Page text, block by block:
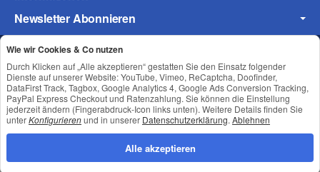
Newsletter Abonnieren
Datenschutz•Impressum
Wie wir Cookies & Co nutzen
Durch Klicken auf „Alle akzeptieren“ gestatten Sie den Einsatz folgender
Dienste auf unserer Website: YouTube, Vimeo, ReCaptcha, Doofinder,
DataFirst Track, Tagbox, Google Analytics 4, Google Ads Conversion Tracking,
PayPal Express Checkout und Ratenzahlung. Sie können die Einstellung
jederzeit ändern (Fingerabdruck-Icon links unten). Weitere Details finden Sie
unterKonfigurierenund in unserer Datenschutzerklärung. Ablehnen
Alle akzeptieren